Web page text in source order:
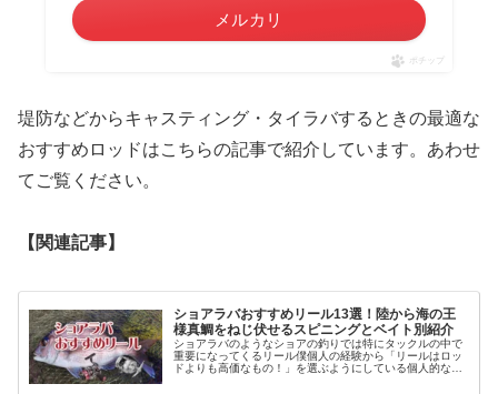
メルカリ
ポチップ
堤防などからキャスティング・タイラバするときの最適な
おすすめロッドはこちらの記事で紹介しています。あわせ
てご覧ください。
【関連記事】
ショアラバおすすめリール13選！陸から海の王
様真鯛をねじ伏せるスピニングとベイト別紹介
ショアラバのようなショアの釣りでは特にタックルの中で
重要になってくるリール僕個人の経験から「リールはロッ
ドよりも高価なもの！」を選ぶようにしている個人的なこ